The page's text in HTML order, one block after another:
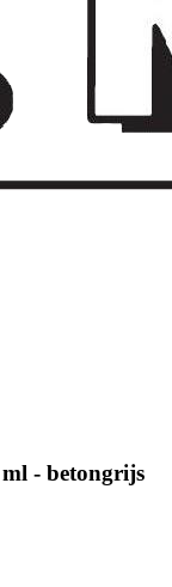
- betongrijs